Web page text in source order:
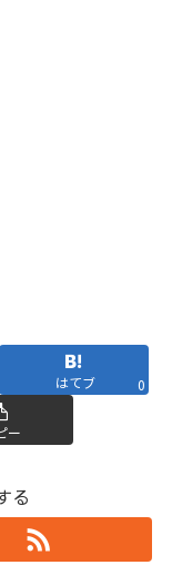
はてブ 0
ー
る